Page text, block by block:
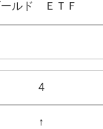
ルド ＥＴＦ
4
↑